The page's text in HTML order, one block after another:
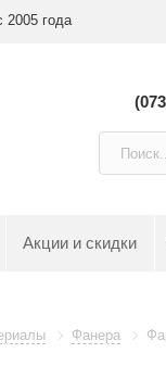
2005 года
Акции и скидки
Фанера